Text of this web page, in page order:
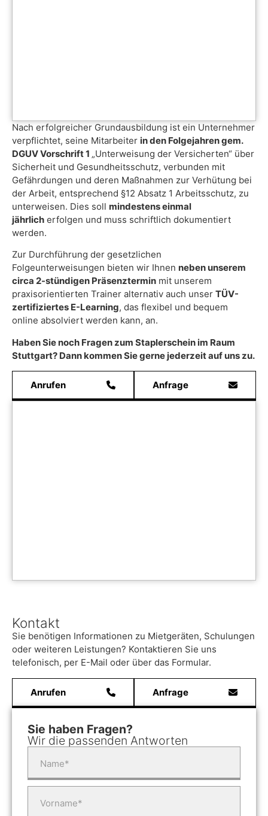
Nach erfolgreicher Grundausbildung ist ein Unternehmer
verpflichtet, seine Mitarbeiter in den Folgejahren gem.
DGUV Vorschrift 1 „Unterweisung der Versicherten“ über
Sicherheit und Gesundheitsschutz, verbunden mit
Gefährdungen und deren Maßnahmen zur Verhütung bei
der Arbeit, entsprechend §12 Absatz 1 Arbeitsschutz, zu
unterweisen. Dies soll mindestens einmal
jährlich erfolgen und muss schriftlich dokumentiert
werden.
Zur Durchführung der gesetzlichen
Folgeunterweisungen bieten wir Ihnen neben unserem
circa 2-stündigen Präsenztermin mit unserem
praxisorientierten Trainer alternativ auch unser TÜV-
zertifiziertes E-Learning, das flexibel und bequem
online absolviert werden kann, an.
Haben Sie noch Fragen zum Staplerschein im Raum
Stuttgart? Dann kommen Sie gerne jederzeit auf uns zu.
Anrufen Anfrage
Kontakt
Sie benötigen Informationen zu Mietgeräten, Schulungen
oder weiteren Leistungen? Kontaktieren Sie uns
telefonisch, per E-Mail oder über das Formular.
Anrufen Anfrage
Sie haben Fragen?
Wir die passenden Antworten
Name*
Vorname*